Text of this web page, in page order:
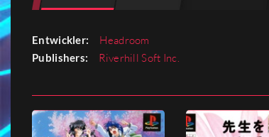
Entwickler: Headroom
Publishers: Riverhill Soft Inc.